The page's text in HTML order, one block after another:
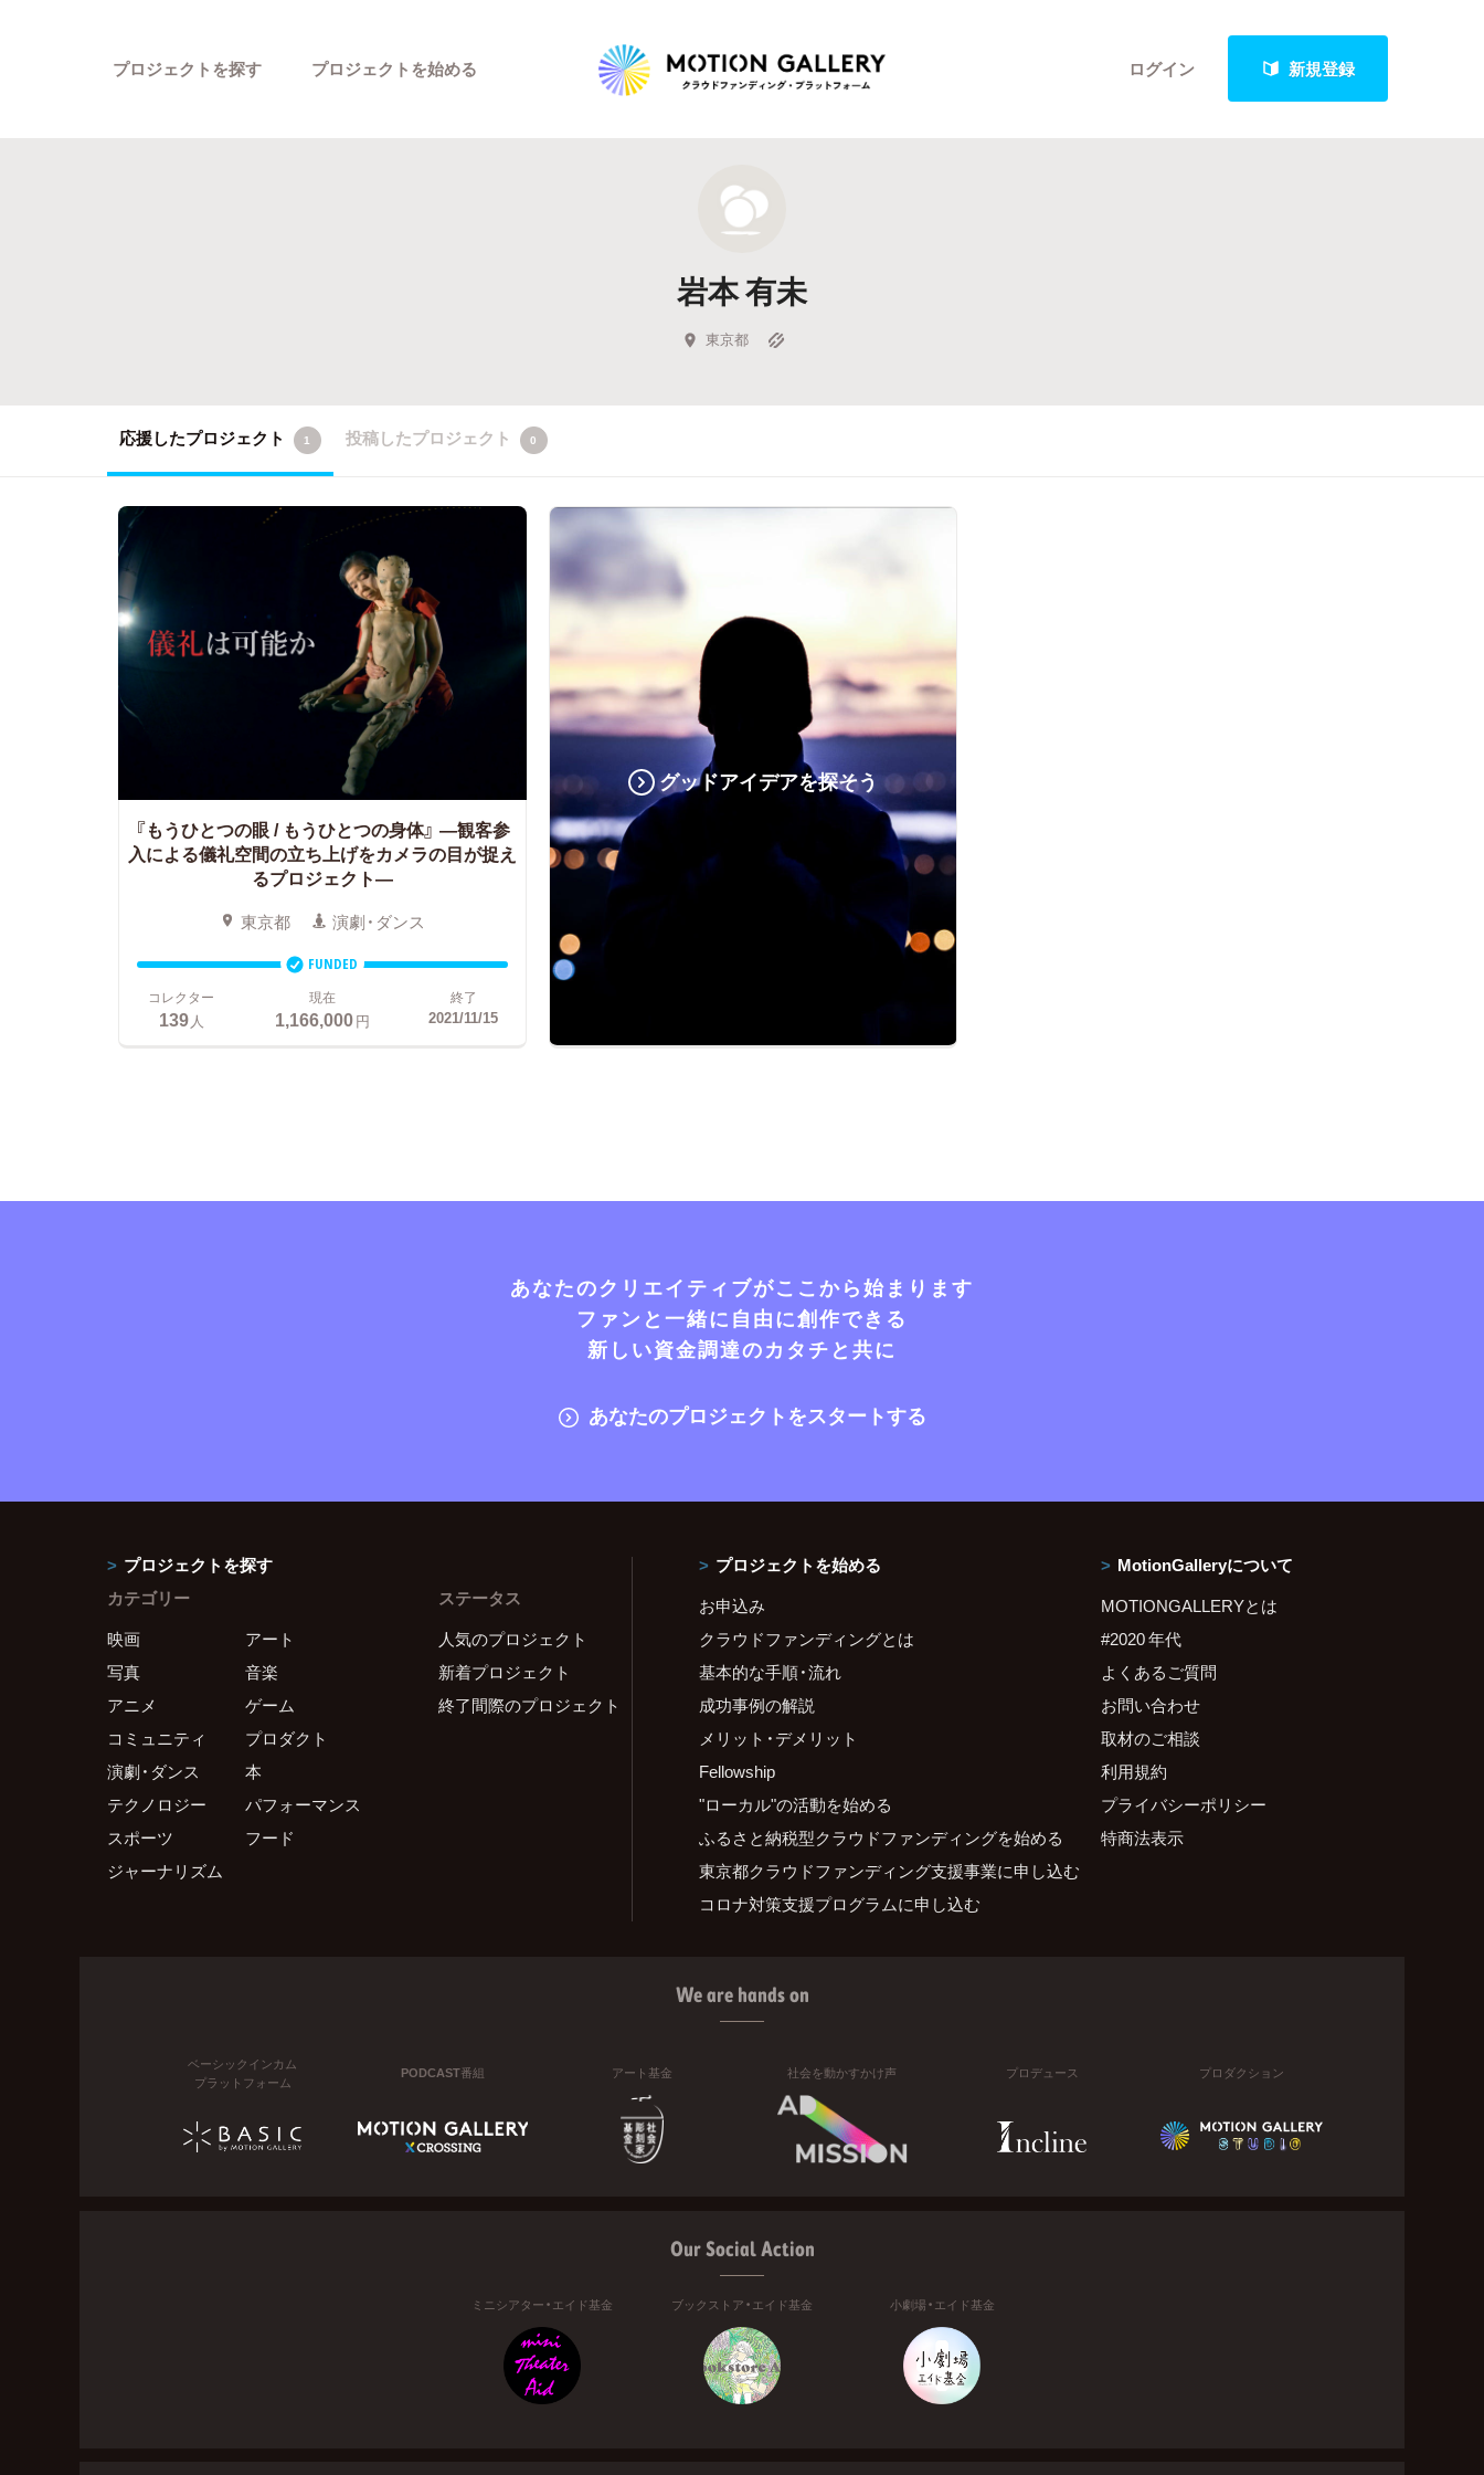
ログイン 新規登録
プロジェクトを探す
新着プロジェクト
Feature
キュレーターから探す
プロジェクトを始める
岩本 有未
東京都
応援したプロジェクト 1 投稿したプロジェクト 0
『もうひとつの眼 / もうひとつの身体』 ―観客参
入による儀礼空間の立ち上げをカメラの目が捉え
るプロジェクト―
東京都 演劇・ダンス
FUNDED
コレクター
139人
現在
1,166,000円
終了
2021/11/15
グッドアイデアを探そう
あなたのクリエイティブがここから始まります
ファンと一緒に自由に創作できる
新しい資金調達のカタチと共に
あなたのプロジェクトをスタートする
プロジェクトを探す
カテゴリー
映画
アート
写真
音楽
アニメ
ゲーム
コミュニティ
プロダクト
演劇・ダンス
本
テクノロジー
パフォーマンス
スポーツ
フード
ジャーナリズム
ステータス
人気のプロジェクト
新着プロジェクト
終了間際のプロジェクト
プロジェクトを始める
お申込み
クラウドファンディングとは
基本的な手順・流れ
成功事例の解説
メリット・デメリット
Fellowship
"ローカル"の活動を始める
ふるさと納税型クラウドファンディングを始める
東京都クラウドファンディング支援事業に申し込む
コロナ対策支援プログラムに申し込む
MotionGalleryについて
MOTIONGALLERYとは
#2020 年代
よくあるご質問
お問い合わせ
取材のご相談
利用規約
プライバシーポリシー
特商法表示
We are hands on
ベーシックインカム
プラットフォーム
PODCAST番組 アート基金 社会を動かすかけ声 プロデュース プロダクション
Our Social Action
ミニシアター・エイド基金 ブックストア・エイド基金 小劇場・エイド基金